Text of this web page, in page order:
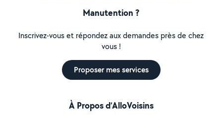
Manutention ?
Inscrivez-vous et répondez aux demandes près de chez
vous !
Proposer mes services
À Propos d’AlloVoisins